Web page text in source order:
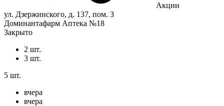
Акции
ул. Дзержинского, д. 137, пом. 3
Доминантафарм Аптека №18
Закрыто
2 шт.
3 шт.
5 шт.
вчера
вчера